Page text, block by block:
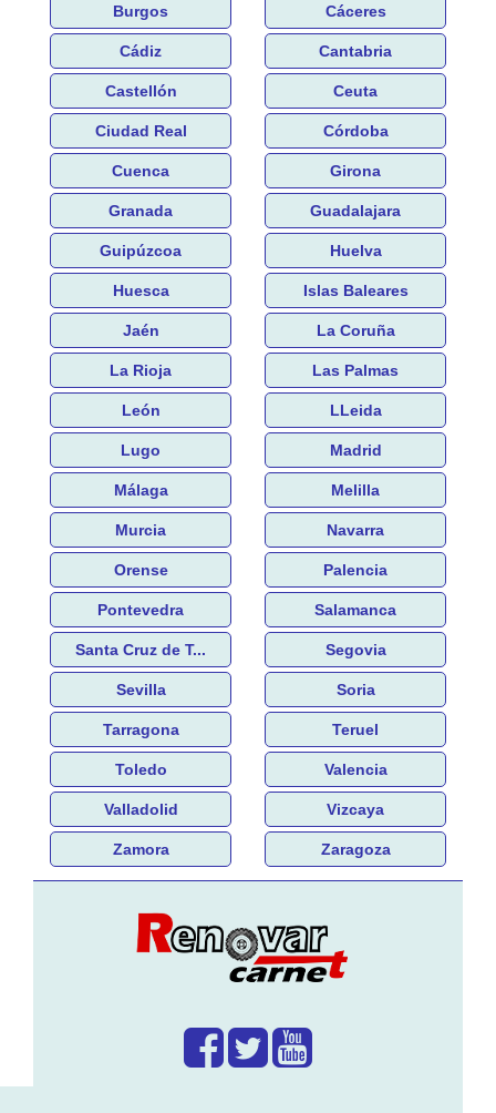
Burgos Cáceres
Cádiz Cantabria
Castellón Ceuta
Ciudad Real Córdoba
Cuenca Girona
Granada Guadalajara
Guipúzcoa Huelva
Huesca Islas Baleares
Jaén La Coruña
La Rioja Las Palmas
León LLeida
Lugo Madrid
Málaga Melilla
Murcia Navarra
Orense Palencia
Pontevedra Salamanca
Santa Cruz de T... Segovia
Sevilla Soria
Tarragona Teruel
Toledo Valencia
Valladolid Vizcaya
Zamora Zaragoza